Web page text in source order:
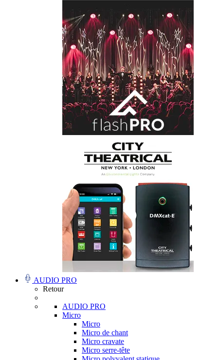
AUDIO PRO
Retour
AUDIO PRO
Micro
Micro
Micro de chant
Micro cravate
Micro serre-tête